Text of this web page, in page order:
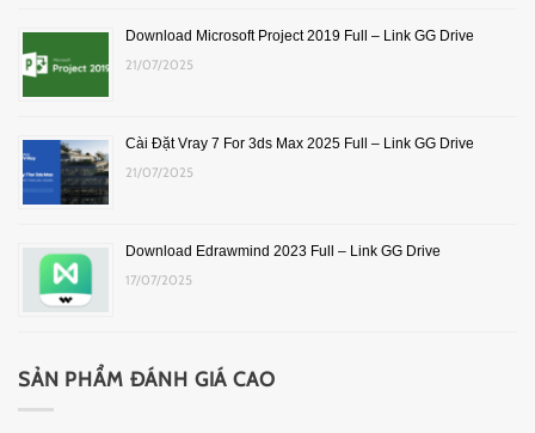
Download Microsoft Project 2019 Full – Link GG Drive
21/07/2025
Cài Đặt Vray 7 For 3ds Max 2025 Full – Link GG Drive
21/07/2025
Download Edrawmind 2023 Full – Link GG Drive
17/07/2025
SẢN PHẨM ĐÁNH GIÁ CAO